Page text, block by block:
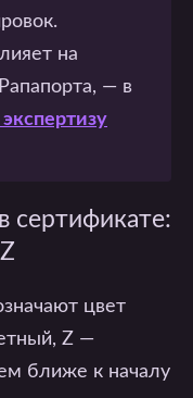
на
— в
сертификате:
цвет
Z —
ближе к началу